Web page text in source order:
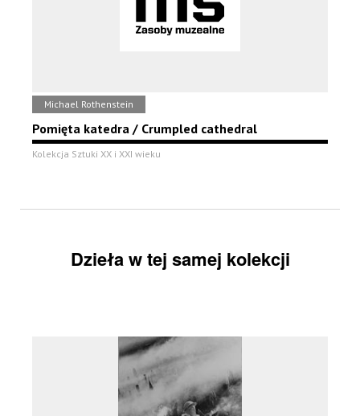
Michael Rothenstein
Pomięta katedra / Crumpled cathedral
Kolekcja Sztuki XX i XXI wieku
Dzieła w tej samej kolekcji